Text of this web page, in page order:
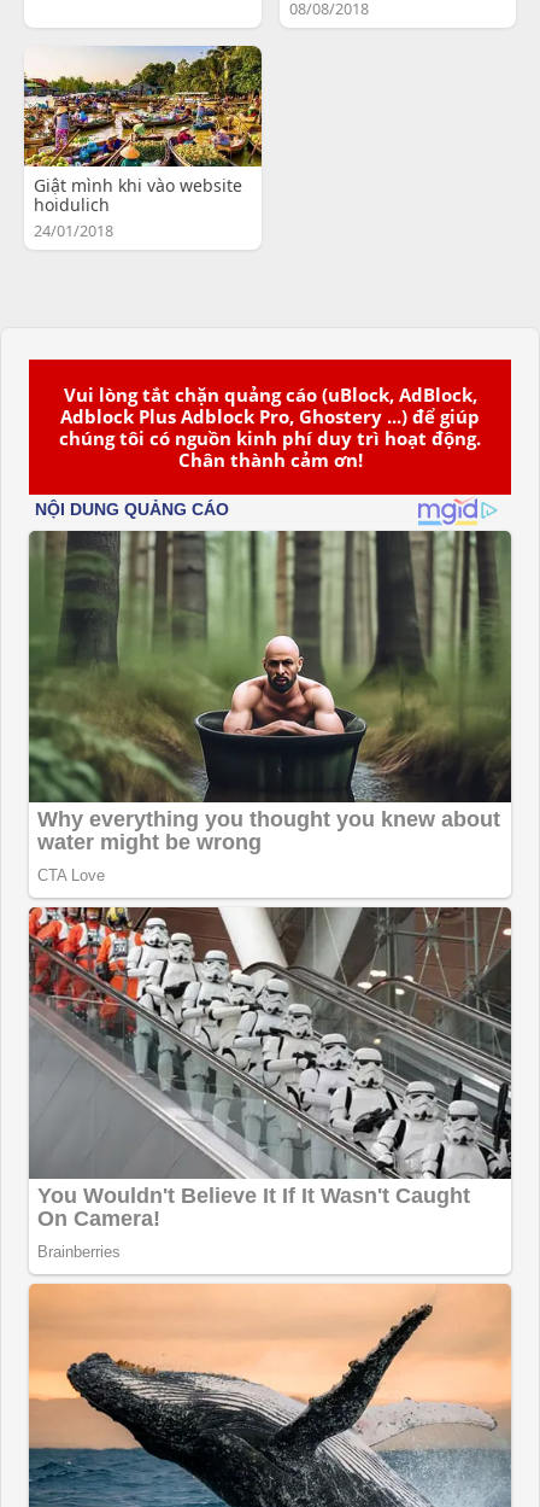
Vui lòng tắt chặn quảng cáo (uBlock, AdBlock,
Adblock Plus Adblock Pro, Ghostery ...) để giúp
chúng tôi có nguồn kinh phí duy trì hoạt động.
Chân thành cảm ơn!
08/08/2018
Giật mình khi vào website
hoidulich
24/01/2018